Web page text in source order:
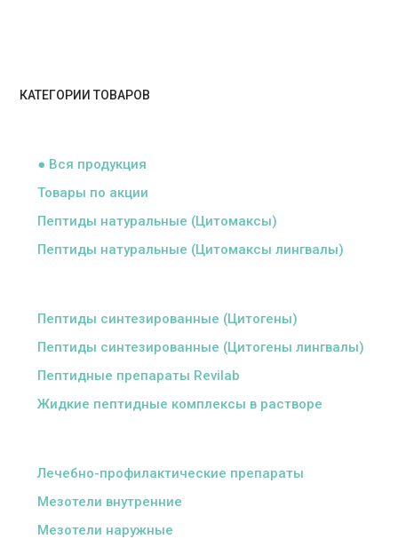
КАТЕГОРИИ ТОВАРОВ
● Вся продукция
Товары по акции
Пептиды натуральные (Цитомаксы)
Пептиды натуральные (Цитомаксы лингвалы)
Пептиды синтезированные (Цитогены)
Пептиды синтезированные (Цитогены лингвалы)
Пептидные препараты Revilab
Жидкие пептидные комплексы в растворе
Лечебно-профилактические препараты
Мезотели внутренние
Мезотели наружные